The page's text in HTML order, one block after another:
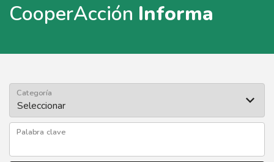
CooperAcción Informa
Categoría
Palabra clave